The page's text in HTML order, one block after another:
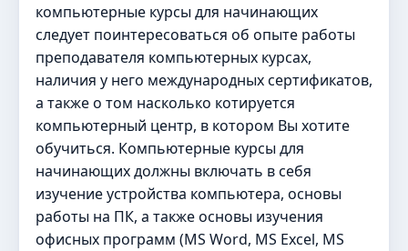
компьютерные курсы для начинающих
следует поинтересоваться об опыте работы
преподавателя компьютерных курсах,
наличия у него международных сертификатов,
а также о том насколько котируется
компьютерный центр, в котором Вы хотите
обучиться. Компьютерные курсы для
начинающих должны включать в себя
изучение устройства компьютера, основы
работы на ПК, а также основы изучения
офисных программ (MS Word, MS Excel, MS